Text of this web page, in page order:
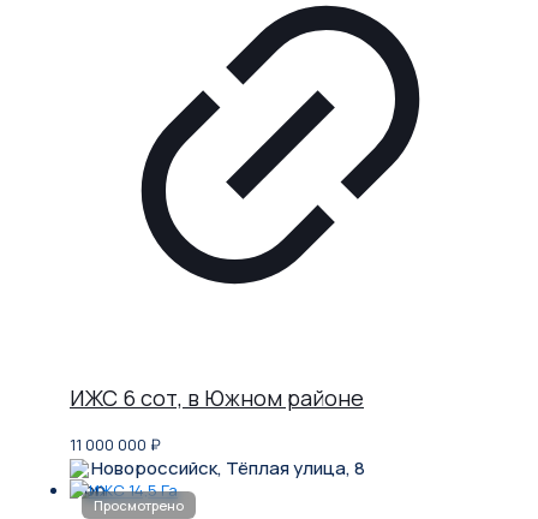
ИЖС 6 сот, в Южном районе
11 000 000 ₽
Новороссийск, Тёплая улица, 8